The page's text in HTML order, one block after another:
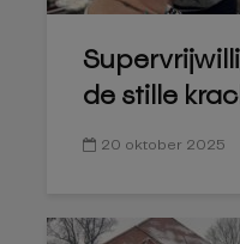
de stille
20 oktober 2025